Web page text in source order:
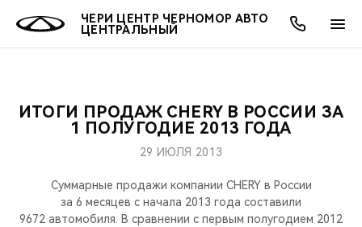
ЧЕРИ ЦЕНТР ЧЕРНОМОР АВТО
ЦЕНТРАЛЬНЫЙ
МОДЕЛИ
КРОССОВЕРЫ
О КОМПАНИИ
МЫ В СОЦСЕТЯХ
ПОКУПАТЕЛЯМ
КРЕДИТ И СТРАХОВАНИЕ
ВЛАДЕЛЬЦАМ
ЗАПЧАСТИ И АКСЕССУАРЫ
МИР CHERY
CHERY В СОЦСЕТЯХ
ОНЛАЙН СЕРВИСЫ
ИТОГИ ПРОДАЖ CHERY В РОССИИ ЗА
1 ПОЛУГОДИЕ 2013 ГОДА
29 ИЮЛЯ 2013
Суммарные продажи компании CHERY в России
за 6 месяцев с начала 2013 года составили
9672 автомобиля. В сравнении с первым полугодием 2012